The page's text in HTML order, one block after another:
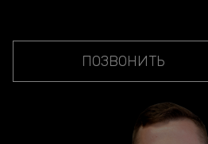
ПОЗВОНИТЬ